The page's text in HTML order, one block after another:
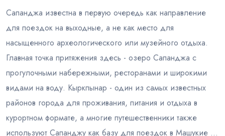
Сапанджа известна в первую очередь как направление
для поездок на выходные, а не как место для
насыщенного археологического или музейного отдыха.
Главная точка притяжения здесь - озеро Сапанджа с
прогулочными набережными, ресторанами и широкими
видами на воду. Кыркпынар - один из самых известных
районов города для проживания, питания и отдыха в
курортном формате, а многие путешественники также
используют Сапанджу как базу для поездок в Машукие и